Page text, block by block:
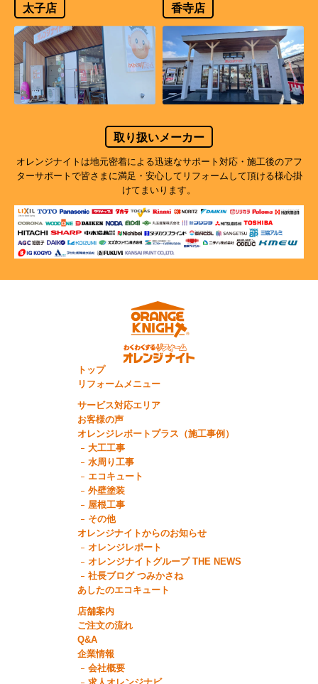
太子店 香寺店
取り扱いメーカー
オレンジナイトは地元密着による迅速なサポート対応・施工後のアフ
ターサポートで皆さまに満足・安心してリフォームして頂ける様心掛
けてまいります。
トップ
リフォームメニュー
サービス対応エリア
お客様の声
オレンジレポートプラス（施工事例）
大工工事
水周り工事
エコキュート
外壁塗装
屋根工事
その他
オレンジナイトからのお知らせ
オレンジレポート
オレンジナイトグループ THE NEWS
社長ブログ つみかさね
あしたのエコキュート
店舗案内
ご注文の流れ
Q&A
企業情報
会社概要